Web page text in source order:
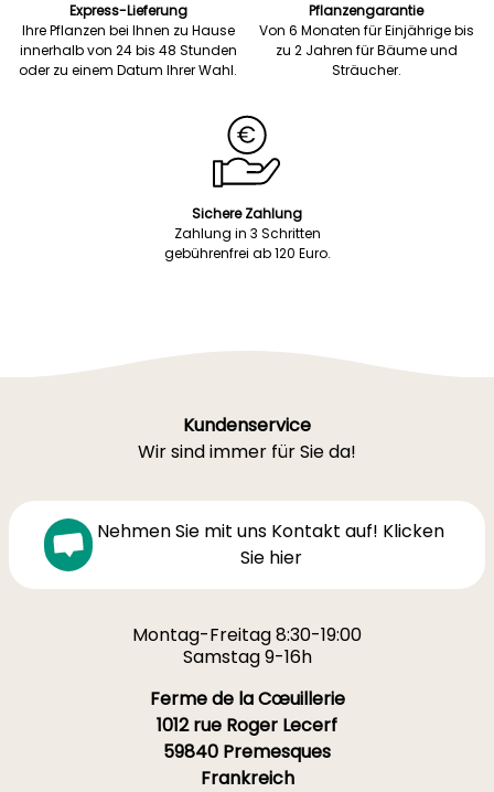
Express-Lieferung
Ihre Pflanzen bei Ihnen zu Hause
innerhalb von 24 bis 48 Stunden
oder zu einem Datum Ihrer Wahl.
Pflanzengarantie
Von 6 Monaten für Einjährige bis
zu 2 Jahren für Bäume und
Sträucher.
Sichere Zahlung
Zahlung in 3 Schritten
gebührenfrei ab 120 Euro.
Kundenservice
Wir sind immer für Sie da!
Nehmen Sie mit uns Kontakt auf! Klicken
Sie hier
Montag-Freitag 8:30-19:00
Samstag 9-16h
Ferme de la Cœuillerie
1012 rue Roger Lecerf
59840 Premesques
Frankreich